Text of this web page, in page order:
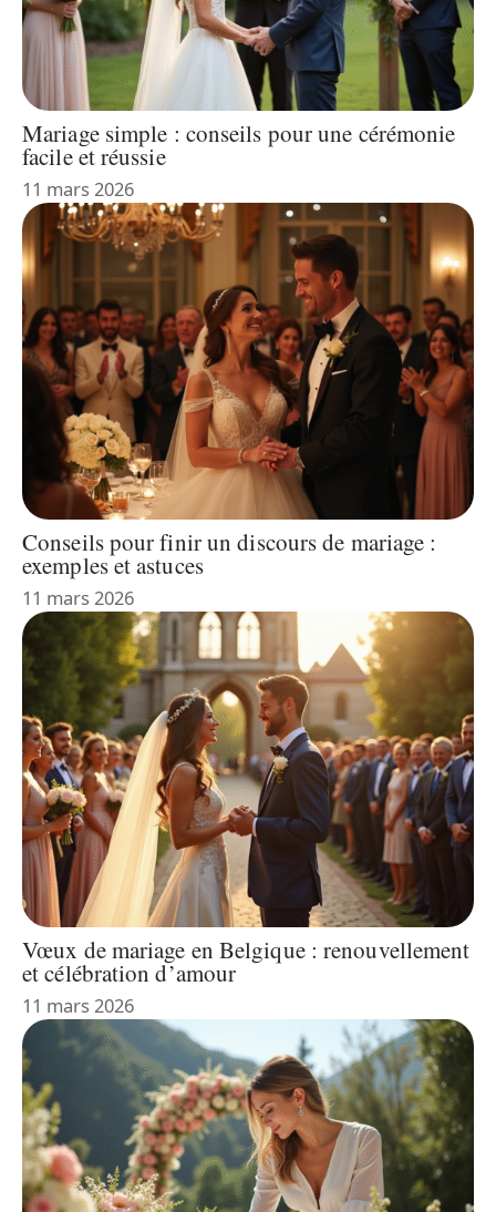
Mariage simple : conseils pour une cérémonie
facile et réussie
11 mars 2026
Conseils pour finir un discours de mariage :
exemples et astuces
11 mars 2026
Vœux de mariage en Belgique : renouvellement
et célébration d’amour
11 mars 2026